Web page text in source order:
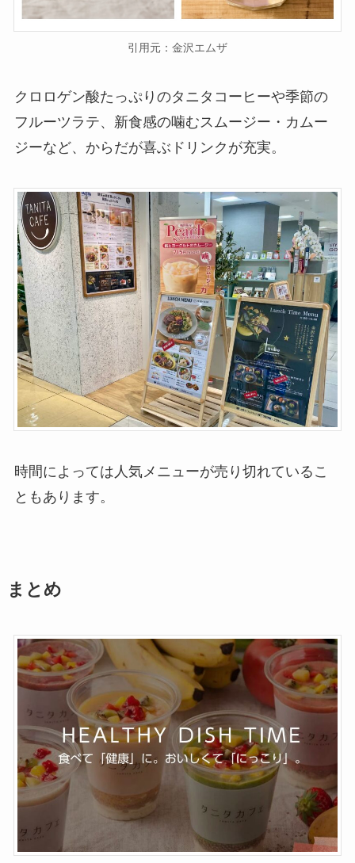
引用元：金沢エムザ
クロロゲン酸たっぷりのタニタコーヒーや季節の
フルーツラテ、新食感の噛むスムージー・カムー
ジーなど、からだが喜ぶドリンクが充実。
時間によっては人気メニューが売り切れているこ
ともあります。
まとめ